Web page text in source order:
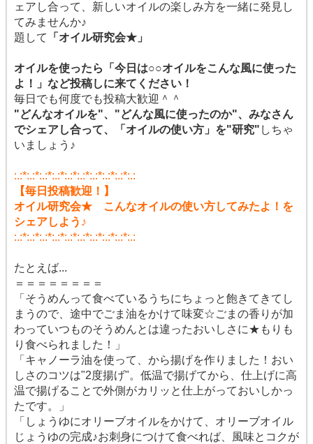
ェアし合って、新しいオイルの楽しみ方を一緒に発見し
てみませんか♪
題して
「オイル研究会★」
オイルを使ったら「今日は○○オイルをこんな風に使った
よ！」など投稿しに来てください！
毎日でも何度でも投稿大歓迎＾＾
"どんなオイルを"、"どんな風に使ったのか"、みなさん
でシェアし合って、「オイルの使い方」を"研究" しちゃ
いましょう♪
:.:*:.:*:.:*:.:*:.:*:.:*:.:*:.:*:.:*:.:
【毎日投稿歓迎！】
オイル研究会★ こんなオイルの使い方してみたよ！を
シェアしよう♪
:.:*:.:*:.:*:.:*:.:*:.:*:.:*:.:*:.:*:.:
たとえば...
＝＝＝＝＝＝＝＝
「そうめんって食べているうちにちょっと飽きてきてし
まうので、途中でごま油をかけて味変☆ごまの香りが加
わっていつものそうめんとは違ったおいしさに★もりも
り食べられました！」
「キャノーラ油を使って、から揚げを作りました！おい
しさのコツは"2度揚げ"。低温で揚げてから、仕上げに高
温で揚げることで外側がカリッと仕上がっておいしかっ
たです。」
「しょうゆにオリーブオイルをかけて、オリーブオイル
じょうゆの完成♪お刺身につけて食べれば、風味とコクが